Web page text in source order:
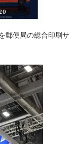
郵便局の総合印刷サ